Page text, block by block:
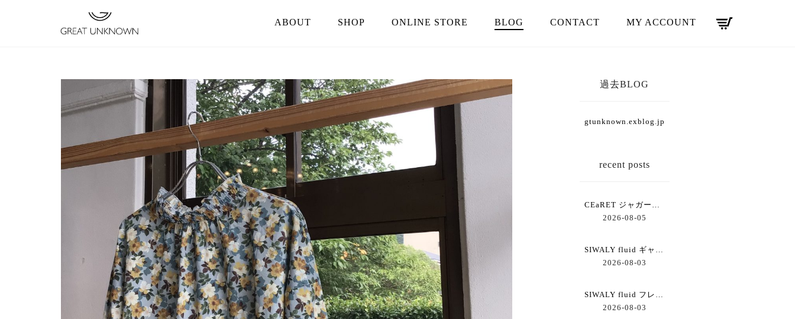
ABOUT SHOP ONLINE STORE BLOG CONTACT MY ACCOUNT
過去BLOG
gtunknown.exblog.jp
recent posts
CEaRET ジャガードコクーンスカート
2026-08-05
SIWALY fluid ギャザーワイドパンツ
2026-08-03
SIWALY fluid フレアーブラウス
2026-08-03